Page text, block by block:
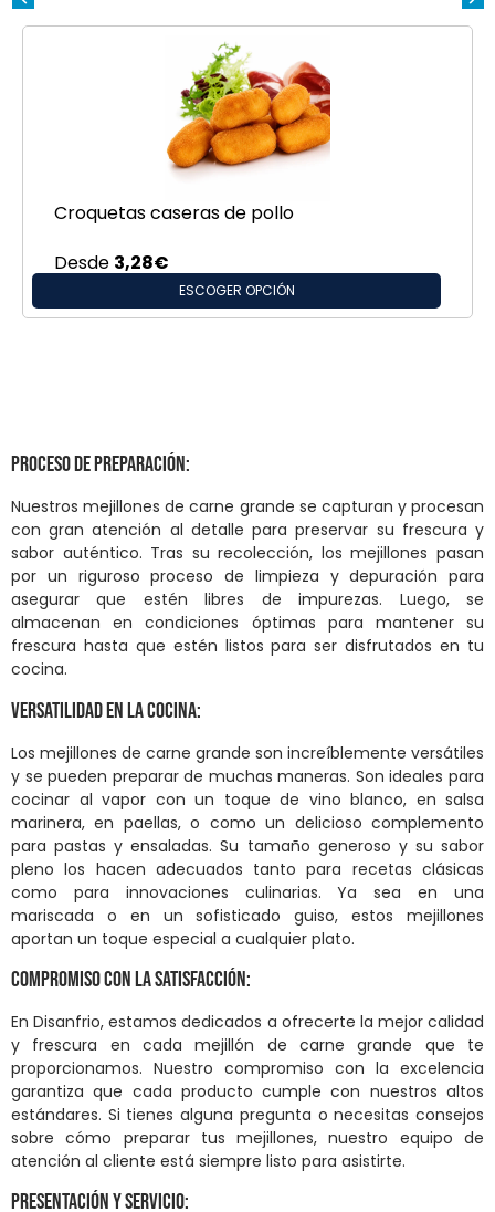
Croquetas caseras de pollo
Desde 3,28€
ESCOGER OPCIÓN
Proceso de Preparación:
Nuestros mejillones de carne grande se capturan y procesan
con gran atención al detalle para preservar su frescura y
sabor auténtico. Tras su recolección, los mejillones pasan
por un riguroso proceso de limpieza y depuración para
asegurar que estén libres de impurezas. Luego, se
almacenan en condiciones óptimas para mantener su
frescura hasta que estén listos para ser disfrutados en tu
cocina.
Versatilidad en la Cocina:
Los mejillones de carne grande son increíblemente versátiles
y se pueden preparar de muchas maneras. Son ideales para
cocinar al vapor con un toque de vino blanco, en salsa
marinera, en paellas, o como un delicioso complemento
para pastas y ensaladas. Su tamaño generoso y su sabor
pleno los hacen adecuados tanto para recetas clásicas
como para innovaciones culinarias. Ya sea en una
mariscada o en un sofisticado guiso, estos mejillones
aportan un toque especial a cualquier plato.
Compromiso con la Satisfacción:
En Disanfrio, estamos dedicados a ofrecerte la mejor calidad
y frescura en cada mejillón de carne grande que te
proporcionamos. Nuestro compromiso con la excelencia
garantiza que cada producto cumple con nuestros altos
estándares. Si tienes alguna pregunta o necesitas consejos
sobre cómo preparar tus mejillones, nuestro equipo de
atención al cliente está siempre listo para asistirte.
Presentación y Servicio: